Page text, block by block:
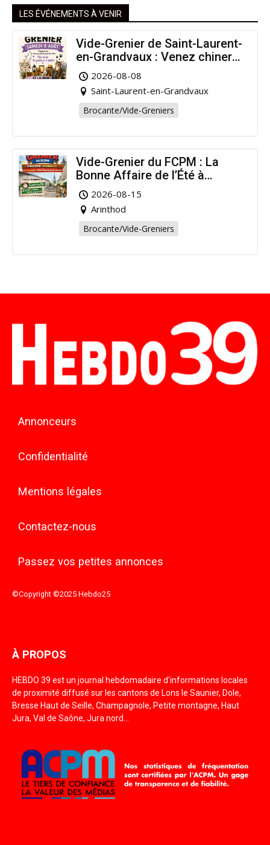
LES ÉVÉNEMENTS À VENIR
Vide-Grenier de Saint-Laurent-
en-Grandvaux : Venez chiner
pour la bonne cause !
2026-08-08
Saint-Laurent-en-Grandvaux
Brocante/Vide-Greniers
Vide-Grenier du FCPM : La
Bonne Affaire de l’Été à
Arinthod !
2026-08-15
Arinthod
Brocante/Vide-Greniers